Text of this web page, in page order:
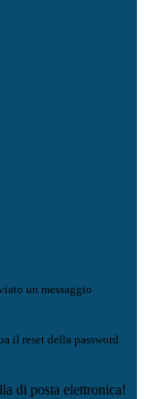
un messaggio
il reset della password
di posta elettronica!